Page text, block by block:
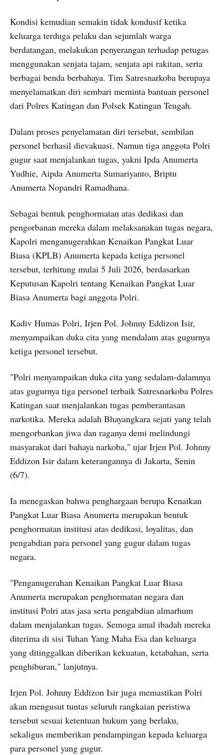
Kondisi kemudian semakin tidak kondusif ketika
keluarga terduga pelaku dan sejumlah warga
berdatangan, melakukan penyerangan terhadap petugas
menggunakan senjata tajam, senjata api rakitan, serta
berbagai benda berbahaya. Tim Satresnarkoba berupaya
menyelamatkan diri sembari meminta bantuan personel
dari Polres Katingan dan Polsek Katingan Tengah.
Dalam proses penyelamatan diri tersebut, sembilan
personel berhasil dievakuasi. Namun tiga anggota Polri
gugur saat menjalankan tugas, yakni Ipda Anumerta
Yudhie, Aipda Anumerta Sumariyanto, Briptu
Anumerta Nopandri Ramadhana.
Sebagai bentuk penghormatan atas dedikasi dan
pengorbanan mereka dalam melaksanakan tugas negara,
Kapolri menganugerahkan Kenaikan Pangkat Luar
Biasa (KPLB) Anumerta kepada ketiga personel
tersebut, terhitung mulai 5 Juli 2026, berdasarkan
Keputusan Kapolri tentang Kenaikan Pangkat Luar
Biasa Anumerta bagi anggota Polri.
Kadiv Humas Polri, Irjen Pol. Johnny Eddizon Isir,
menyampaikan duka cita yang mendalam atas gugurnya
ketiga personel tersebut.
"Polri menyampaikan duka cita yang sedalam-dalamnya
atas gugurnya tiga personel terbaik Satresnarkoba Polres
Katingan saat menjalankan tugas pemberantasan
narkotika. Mereka adalah Bhayangkara sejati yang telah
mengorbankan jiwa dan raganya demi melindungi
masyarakat dari bahaya narkoba," ujar Irjen Pol. Johnny
Eddizon Isir dalam keterangannya di Jakarta, Senin
(6/7).
Ia menegaskan bahwa penghargaan berupa Kenaikan
Pangkat Luar Biasa Anumerta merupakan bentuk
penghormatan institusi atas dedikasi, loyalitas, dan
pengabdian para personel yang gugur dalam tugas
negara.
"Penganugerahan Kenaikan Pangkat Luar Biasa
Anumerta merupakan penghormatan negara dan
institusi Polri atas jasa serta pengabdian almarhum
dalam menjalankan tugas. Semoga amal ibadah mereka
diterima di sisi Tuhan Yang Maha Esa dan keluarga
yang ditinggalkan diberikan kekuatan, ketabahan, serta
penghiburan," lanjutnya.
Irjen Pol. Johnny Eddizon Isir juga memastikan Polri
akan mengusut tuntas seluruh rangkaian peristiwa
tersebut sesuai ketentuan hukum yang berlaku,
sekaligus memberikan pendampingan kepada keluarga
para personel yang gugur.